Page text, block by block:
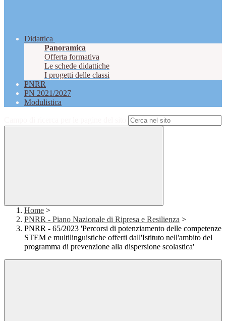
Didattica
Panoramica
Offerta formativa
Le schede didattiche
I progetti delle classi
PNRR
PN 2021/2027
Modulistica
Home >
PNRR - Piano Nazionale di Ripresa e Resilienza >
PNRR - 65/2023 'Percorsi di potenziamento delle competenze
STEM e multilinguistiche offerti dall'Istituto nell'ambito del
programma di prevenzione alla dispersione scolastica'